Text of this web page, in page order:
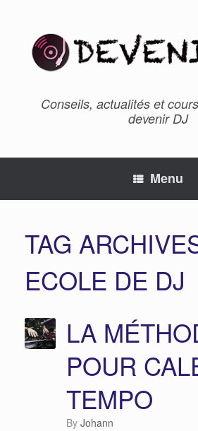
Conseils, actualités et
devenir DJ
Menu
TAG
ECOLE DE DJ
LA
POUR
TEMPO
by Johann